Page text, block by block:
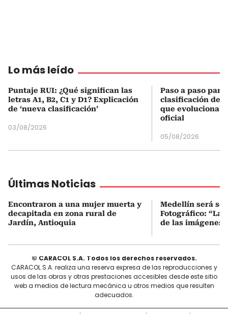
Lo más leído
Puntaje RUI: ¿Qué significan las
letras A1, B2, C1 y D1? Explicación
de ‘nueva clasificación’
03/08/2026
Paso a paso
clasificación del
que evoluciona
oficial
05/08/2026
Últimas Noticias
Encontraron a una mujer muerta y
decapitada en zona rural de
Jardín, Antioquia
Medellín será
Fotográfico: “La
de las imágenes”
© CARACOL S.A. Todos los derechos reservados.
CARACOL S.A. realiza una reserva expresa de las reproducciones y
usos de las obras y otras prestaciones accesibles desde este sitio
web a medios de lectura mecánica u otros medios que resulten
adecuados.